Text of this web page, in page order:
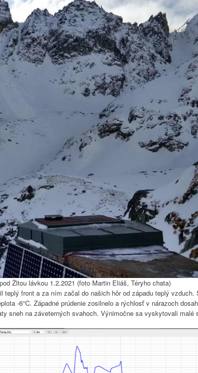
Žltou lávkou 1.2.2021 (foto Martin Eliáš, Téryho chata)
front a za ním začal do našich hôr od západu teplý vzduch.
-6°C. Západné prúdenie zosilnelo a rýchlosť v nárazoch
sneh na záveterných svahoch. Výnimočne sa vyskytovali malé